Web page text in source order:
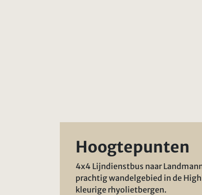
Hoogtepunten
4x4 Lijndienstbus naar
prachtig wandelgebied in de
kleurige rhyolietbergen.